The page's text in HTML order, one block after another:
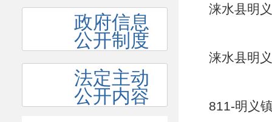
政府信息
公开制度
法定主动
公开内容
涞水县明
涞水县明
811-明义